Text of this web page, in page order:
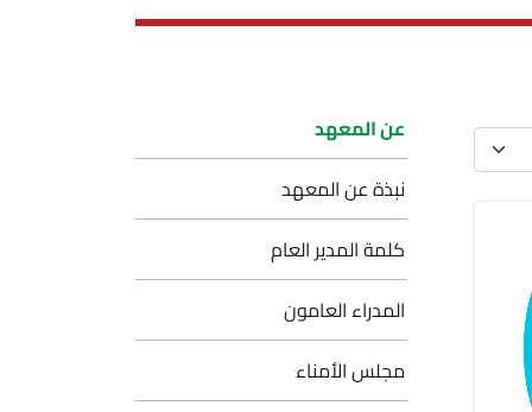
عن المعهد
نبذة عن المعهد
كلمة المدير العام
المدراء العامون
مجلس الأمناء